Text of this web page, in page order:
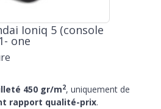
Ioniq 5 (console
one
450 gr/m2, uniquement de
rapport qualité-prix.